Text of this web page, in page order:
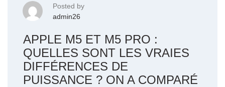
Posted by
admin26
APPLE M5 ET M5 PRO :
QUELLES SONT LES VRAIES
DIFFÉRENCES DE
PUISSANCE ? ON A COMPARÉ